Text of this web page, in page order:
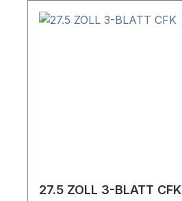
27.5 ZOLL 3-BLATT CFK